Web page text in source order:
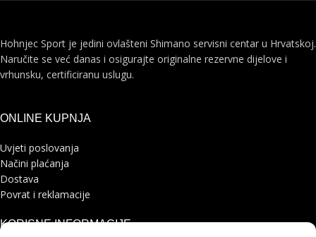
Hohnjec Sport je jedini ovlašteni Shimano servisni centar u Hrvatskoj.
Naručite se već danas i osigurajte originalne rezervne dijelove i
vrhunsku, certificiranu uslugu.
ONLINE KUPNJA
Uvjeti poslovanja
Načini plaćanja
Dostava
Povrat i reklamacije
KORISNE INFORMACIJE